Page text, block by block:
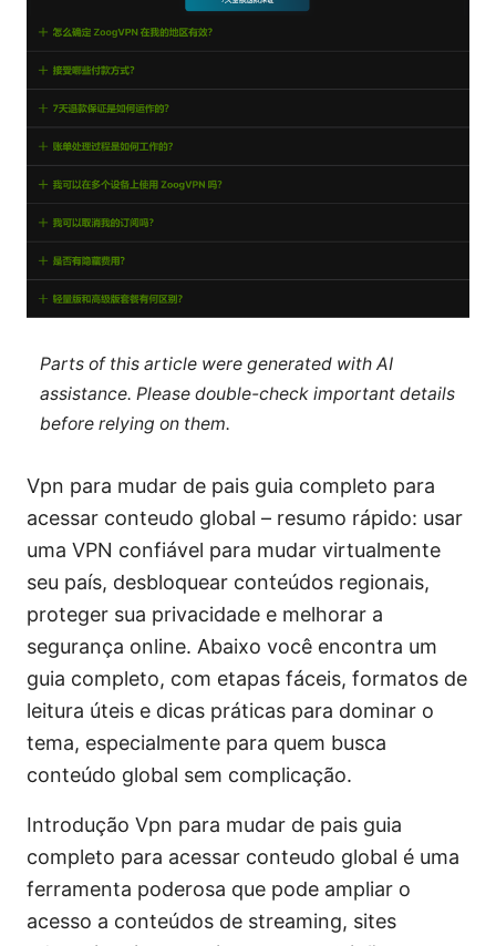
Parts of this article were generated with AI
assistance. Please double-check important details
before relying on them.
Vpn para mudar de pais guia completo para
acessar conteudo global – resumo rápido: usar
uma VPN confiável para mudar virtualmente
seu país, desbloquear conteúdos regionais,
proteger sua privacidade e melhorar a
segurança online. Abaixo você encontra um
guia completo, com etapas fáceis, formatos de
leitura úteis e dicas práticas para dominar o
tema, especialmente para quem busca
conteúdo global sem complicação.
Introdução Vpn para mudar de pais guia
completo para acessar conteudo global é uma
ferramenta poderosa que pode ampliar o
acesso a conteúdos de streaming, sites